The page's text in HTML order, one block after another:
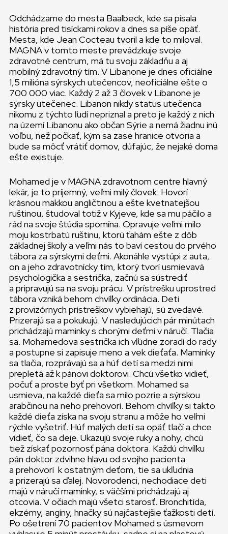
Odchádzame do mesta Baalbeck, kde sa písala
história pred tisíckami rokov a dnes sa píše opäť.
Mesta, kde Jean Cocteau tvoril a kde to miloval.
MAGNA v tomto meste prevádzkuje svoje
zdravotné centrum, má tu svoju základňu a aj
mobilný zdravotný tím. V Libanone je dnes oficiálne
1,5 milióna sýrskych utečencov, neoficiálne ešte o
700 000 viac. Každý 2 až 3 človek v Libanone je
sýrsky utečenec. Libanon nikdy status utečenca
nikomu z týchto ľudí nepriznal a preto je každý z nich
na území Libanonu ako občan Sýrie a nemá žiadnu inú
voľbu, než počkať, kým sa zase hranice otvoria a
bude sa môcť vrátiť domov, dúfajúc, že nejaké doma
ešte existuje.
Mohamed je v MAGNA zdravotnom centre hlavný
lekár, je to príjemný, veľmi milý človek. Hovorí
krásnou mäkkou angličtinou a ešte kvetnatejšou
ruštinou, študoval totiž v Kyjeve, kde sa mu páčilo a
rád na svoje štúdia spomína. Opravuje veľmi milo
moju kostrbatú ruštinu, ktorú ťahám ešte z dôb
základnej školy a veľmi nás to baví cestou do prvého
tábora za sýrskymi deťmi. Akonáhle vystúpi z auta,
on a jeho zdravotnícky tím, ktorý tvorí usmievavá
psychologička a sestrička, začnú sa sústrediť
a pripravujú sa na svoju prácu. V prístrešku uprostred
tábora vzniká behom chvíľky ordinácia. Deti
z provizórnych prístreškov vybiehajú, sú zvedavé.
Prizerajú sa a pokukujú. V nasledujúcich pár minútach
prichádzajú maminky s chorými deťmi v náručí. Tlačia
sa. Mohamedova sestrička ich vľúdne zoradí do rady
a postupne si zapisuje meno a vek dieťaťa. Maminky
sa tlačia, rozprávajú sa a húf detí sa medzi nimi
prepletá až k pánovi doktorovi. Chcú všetko vidieť,
počuť a proste byť pri všetkom. Mohamed sa
usmieva, na každé dieťa sa milo pozrie a sýrskou
arabčinou na neho prehovorí. Behom chvíľky si takto
každé dieťa získa na svoju stranu a môže ho veľmi
rýchle vyšetriť. Húf malých detí sa opäť tlačí a chce
vidieť, čo sa deje. Ukazujú svoje ruky a nohy, chcú
tiež získať pozornosť pána doktora. Každú chvíľku
pán doktor zdvihne hlavu od svojho pacienta
a prehovorí k ostatným deťom, tie sa ukľudnia
a prizerajú sa ďalej. Novorodenci, nechodiace deti
majú v náručí maminky, s väčšími prichádzajú aj
otcovia. V očiach majú všetci starosť. Bronchitída,
ekzémy, angíny, hnačky sú najčastejšie ťažkosti detí.
Po ošetrení 70 pacientov Mohamed s úsmevom